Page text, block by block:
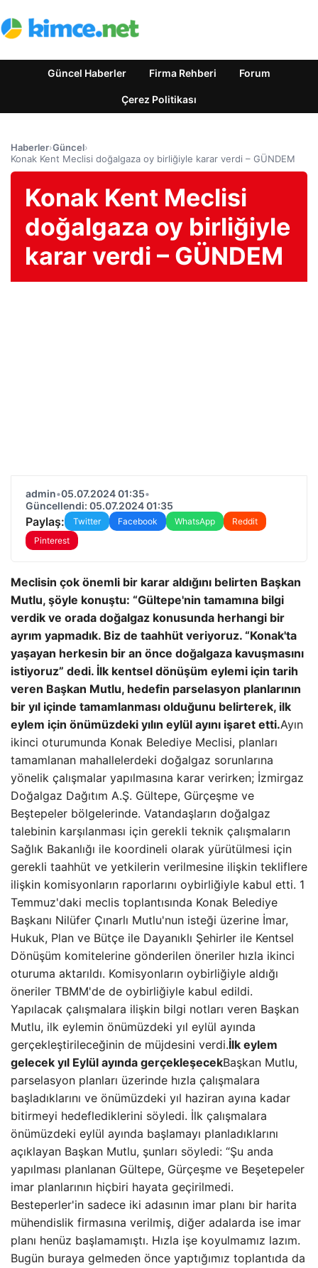
Güncel Haberler Firma Rehberi Forum
Çerez Politikası
Haberler›Güncel›
Konak Kent Meclisi doğalgaza oy birliğiyle karar verdi – GÜNDEM
Konak Kent Meclisi
doğalgaza oy birliğiyle
karar verdi – GÜNDEM
admin•05.07.2024 01:35•
Güncellendi: 05.07.2024 01:35
Paylaş: Twitter Facebook WhatsApp
Reddit
Pinterest
Meclisin çok önemli bir karar aldığını belirten Başkan
Mutlu, şöyle konuştu: “Gültepe'nin tamamına bilgi
verdik ve orada doğalgaz konusunda herhangi bir
ayrım yapmadık. Biz de taahhüt veriyoruz. “Konak'ta
yaşayan herkesin bir an önce doğalgaza kavuşmasını
istiyoruz” dedi. İlk kentsel dönüşüm eylemi için tarih
veren Başkan Mutlu, hedefin parselasyon planlarının
bir yıl içinde tamamlanması olduğunu belirterek, ilk
eylem için önümüzdeki yılın eylül ayını işaret etti.Ayın
ikinci oturumunda Konak Belediye Meclisi, planları
tamamlanan mahallelerdeki doğalgaz sorunlarına
yönelik çalışmalar yapılmasına karar verirken; İzmirgaz
Doğalgaz Dağıtım A.Ş. Gültepe, Gürçeşme ve
Beştepeler bölgelerinde. Vatandaşların doğalgaz
talebinin karşılanması için gerekli teknik çalışmaların
Sağlık Bakanlığı ile koordineli olarak yürütülmesi için
gerekli taahhüt ve yetkilerin verilmesine ilişkin tekliflere
ilişkin komisyonların raporlarını oybirliğiyle kabul etti. 1
Temmuz'daki meclis toplantısında Konak Belediye
Başkanı Nilüfer Çınarlı Mutlu'nun isteği üzerine İmar,
Hukuk, Plan ve Bütçe ile Dayanıklı Şehirler ile Kentsel
Dönüşüm komitelerine gönderilen öneriler hızla ikinci
oturuma aktarıldı. Komisyonların oybirliğiyle aldığı
öneriler TBMM'de de oybirliğiyle kabul edildi.
Yapılacak çalışmalara ilişkin bilgi notları veren Başkan
Mutlu, ilk eylemin önümüzdeki yıl eylül ayında
gerçekleştirileceğinin de müjdesini verdi.İlk eylem
gelecek yıl Eylül ayında gerçekleşecekBaşkan Mutlu,
parselasyon planları üzerinde hızla çalışmalara
başladıklarını ve önümüzdeki yıl haziran ayına kadar
bitirmeyi hedeflediklerini söyledi. İlk çalışmalara
önümüzdeki eylül ayında başlamayı planladıklarını
açıklayan Başkan Mutlu, şunları söyledi: “Şu anda
yapılması planlanan Gültepe, Gürçeşme ve Beşetepeler
imar planlarının hiçbiri hayata geçirilmedi.
Besteperler'in sadece iki adasının imar planı bir harita
mühendislik firmasına verilmiş, diğer adalarda ise imar
planı henüz başlamamıştı. Hızla işe koyulmamız lazım.
Bugün buraya gelmeden önce yaptığımız toplantıda da